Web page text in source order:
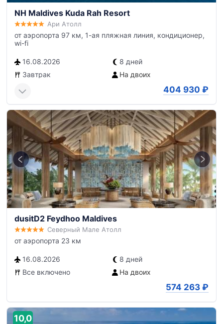
NH Maldives Kuda Rah Resort
Ари Атолл
от аэропорта 97 км, 1-ая пляжная линия, кондиционер,
wi-fi
16.08.2026
8 дней
Завтрак
На двоих
404 930 ₽
dusitD2 Feydhoo Maldives
Северный Мале Атолл
от аэропорта 23 км
16.08.2026
8 дней
Все включено
На двоих
574 263 ₽
10,0